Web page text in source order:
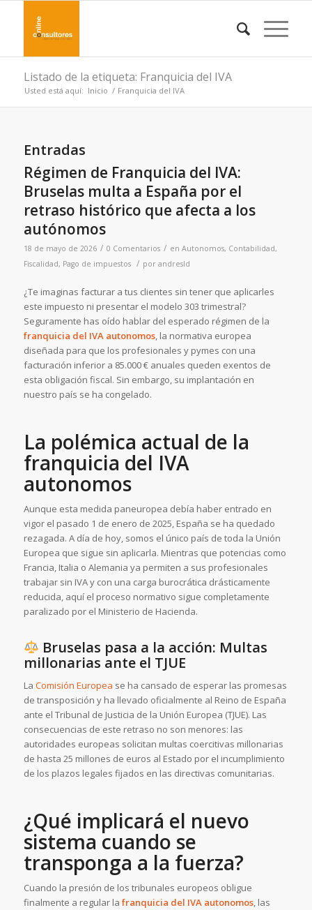
Listado de la etiqueta: Franquicia del IVA
Usted está aquí: Inicio / Franquicia del IVA
Entradas
Régimen de Franquicia del IVA:
Bruselas multa a España por el
retraso histórico que afecta a los
autónomos
18 de mayo de 2026 / 0 Comentarios / en Autonomos, Contabilidad,
Fiscalidad, Pago de impuestos / por andresld
¿Te imaginas facturar a tus clientes sin tener que aplicarles
este impuesto ni presentar el modelo 303 trimestral?
Seguramente has oído hablar del esperado régimen de la
franquicia del IVA autonomos, la normativa europea
diseñada para que los profesionales y pymes con una
facturación inferior a 85.000 € anuales queden exentos de
esta obligación fiscal. Sin embargo, su implantación en
nuestro país se ha congelado.
La polémica actual de la
franquicia del IVA
autonomos
Aunque esta medida paneuropea debía haber entrado en
vigor el pasado 1 de enero de 2025, España se ha quedado
rezagada. A día de hoy, somos el único país de toda la Unión
Europea que sigue sin aplicarla. Mientras que potencias como
Francia, Italia o Alemania ya permiten a sus profesionales
trabajar sin IVA y con una carga burocrática drásticamente
reducida, aquí el proceso normativo sigue completamente
paralizado por el Ministerio de Hacienda.
Bruselas pasa a la acción: Multas
millonarias ante el TJUE
La Comisión Europea se ha cansado de esperar las promesas
de transposición y ha llevado oficialmente al Reino de España
ante el Tribunal de Justicia de la Unión Europea (TJUE). Las
consecuencias de este retraso no son menores: las
autoridades europeas solicitan multas coercitivas millonarias
de hasta 25 millones de euros al Estado por el incumplimiento
de los plazos legales fijados en las directivas comunitarias.
¿Qué implicará el nuevo
sistema cuando se
transponga a la fuerza?
Cuando la presión de los tribunales europeos obligue
finalmente a regular la franquicia del IVA autonomos, las